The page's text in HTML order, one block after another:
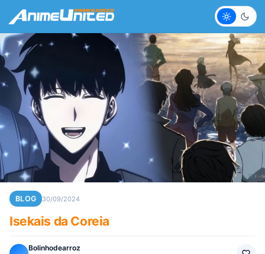
Claro
BLOG 30/09/2024
Isekais da Coreia
Bolinhodearroz